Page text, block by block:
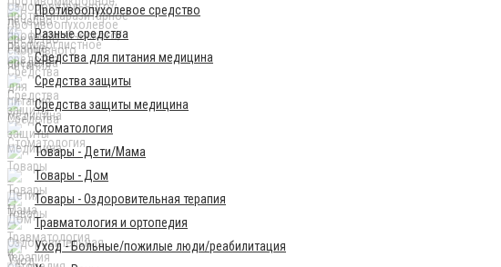
Противоопухолевое средство
Разные средства
Средства для питания медицина
Средства защиты
Средства защиты медицина
Стоматология
Товары - Дети/Мама
Товары - Дом
Товары - Оздоровительная терапия
Травматология и ортопедия
Уход - Больные/пожилые люди/реабилитация